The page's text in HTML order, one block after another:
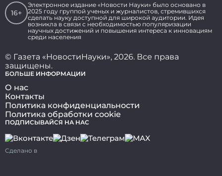
16+
Электронное издание «Новости Науки» было основано в
2025 году группой ученых и журналистов, стремившихся
сделать науку доступной для широкой аудитории. Идея
возникла в связи с необходимостью популяризации
научных достижений и повышения интереса к инновациям
среди населения
© Газета «НовостиНауки», 2026. Все права
защищены.
БОЛЬШЕ ИНФОРМАЦИИ
О нас
Контакты
Политика конфиденциальности
Политика обработки cookie
ПОДПИСЫВАЙСЯ НА НАС
Сделано в